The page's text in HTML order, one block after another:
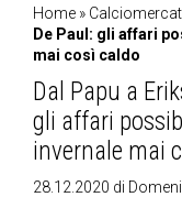
Home »
De Paul: gli affari
mai così caldo
Dal Papu a
gli affari
invernale mai
28.12.2020 di